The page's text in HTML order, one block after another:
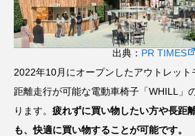
出典： PR TIMES
2022年10月にオープンしたアウトレット
距離走行が可能な電動車椅子「WHILL」
ります。 疲れずに買い物したい方や長距
も、快適に買い物することが可能です。